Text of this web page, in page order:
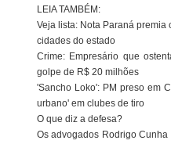
LEIA TAMBÉM:
Veja lista: Nota Paraná
cidades do estado
Crime: Empresário que
golpe de R$ 20 milhões
'Sancho Loko': PM preso em
urbano' em clubes de tiro
O que diz a defesa?
Os advogados Rodrigo